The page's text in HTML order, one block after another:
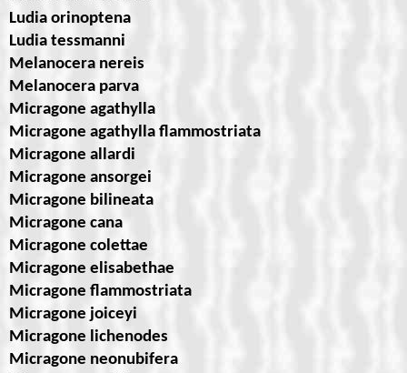
Ludia orinoptena
Ludia tessmanni
Melanocera nereis
Melanocera parva
Micragone agathylla
Micragone agathylla flammostriata
Micragone allardi
Micragone ansorgei
Micragone bilineata
Micragone cana
Micragone colettae
Micragone elisabethae
Micragone flammostriata
Micragone joiceyi
Micragone lichenodes
Micragone neonubifera